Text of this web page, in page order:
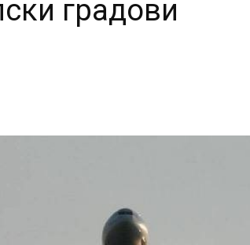
градови